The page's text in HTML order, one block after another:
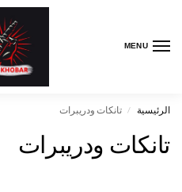
MENU
الرئيسية / تانكات ودريبرات
تانكات ودريبرات